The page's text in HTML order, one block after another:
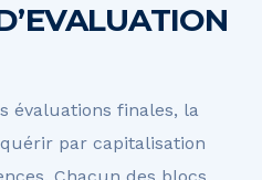
évaluations finales, la
par capitalisation